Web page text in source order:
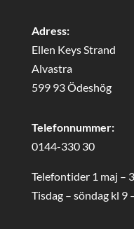
Adress:
Ellen Keys Strand
Alvastra
599 93 Ödeshög
Telefonnummer:
0144-330 30
Telefontider 1 maj –
Tisdag – söndag kl 9